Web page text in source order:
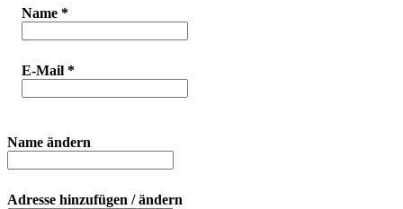
Name *
E-Mail *
Name ändern
Adresse hinzufügen / ändern